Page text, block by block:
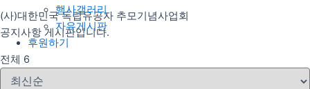
행사갤러리
자유게시판
후원하기
(사)대한민국 독립유공자 추모기념사업회
공지사항 게시판입니다.
전체 6